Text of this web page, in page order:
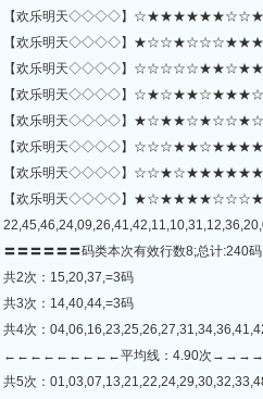
【欢乐明天◇◇◇◇】
【欢乐明天◇◇◇◇】
【欢乐明天◇◇◇◇】
【欢乐明天◇◇◇◇】
【欢乐明天◇◇◇◇】
【欢乐明天◇◇◇◇】
【欢乐明天◇◇◇◇】
【欢乐明天◇◇◇◇】
〓〓〓〓〓〓码类本次有效行数8;总计:240
共2次：15,20,37,=3码
共3次：14,40,44,=3码
共4次：
←←←←←←←←←平均线：4.90次
共5次：